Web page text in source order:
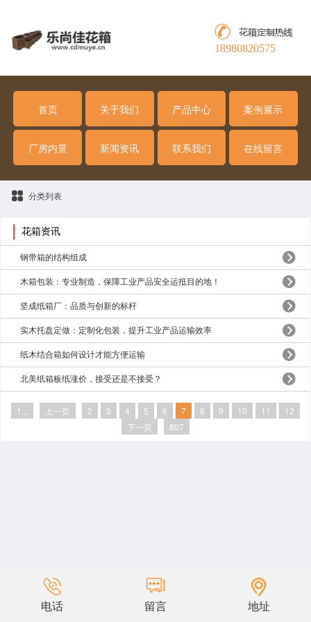
18980820575
首页 关于我们 产品中心 案例展示
厂房内景 新闻资讯 联系我们 在线留言
分类列表
花箱资讯
钢带箱的结构组成
木箱包装：专业制造，保障工业产品安全运抵目的地！
坚成纸箱厂：品质与创新的标杆
实木托盘定做：定制化包装，提升工业产品运输效率
纸木结合箱如何设计才能方便运输
北美纸箱板纸涨价，接受还是不接受？
1... 上一页 2 3 4 5 6 7 8 9 10 11
12
下一页
807
电话 留言 地址